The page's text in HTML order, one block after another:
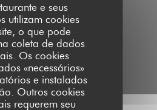
e seus
utilizam cookies
o que pode
coleta de dados
Os cookies
«necessários»
e instalados
Outros cookies
requerem seu
Autorizar